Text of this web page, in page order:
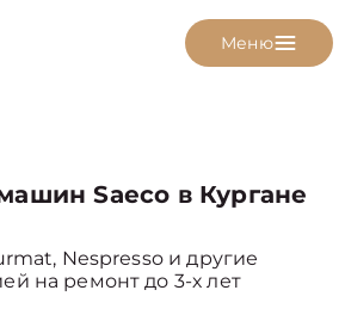
Меню
Saeco в Кургане
Nespresso и другие
на ремонт до 3-х лет